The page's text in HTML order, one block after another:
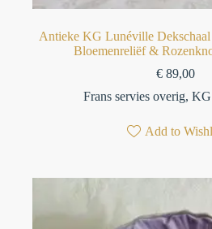
Antieke KG Lunéville Dekschaal
Bloemenreliëf &
€ 89,00
Frans servies overig, KG
Add to